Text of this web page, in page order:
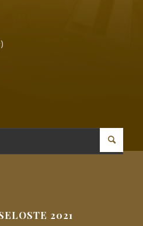
2021